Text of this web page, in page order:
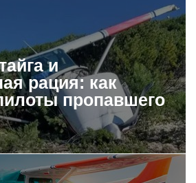
и
рация: как
пропавшего